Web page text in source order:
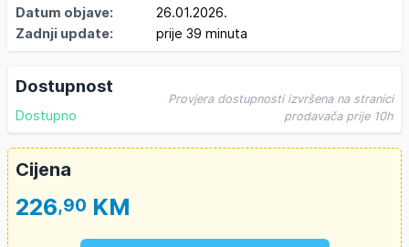
Datum objave:
26.01.2026.
Zadnji update:
prije 39 minuta
Dostupnost
Dostupno
Provjera dostupnosti izvršena na stranici
prodavača prije 10h
Cijena
226,90 KM